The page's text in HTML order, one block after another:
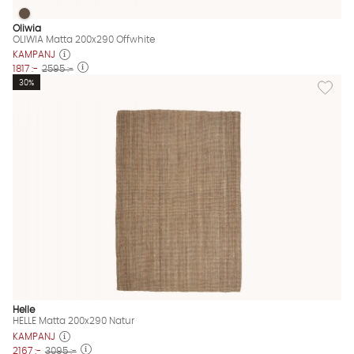
OLIWIA Matta 200x290 Offwhite Finns även i dessa färger:
OLIWIA Matta 200x290 Offwhite
Oliwia
OLIWIA Matta 200x290 Offwhite
KAMPANJ
1817 :- 2595 :-
Lägg
30%
Helle
HELLE Matta 200x290 Natur
KAMPANJ
2167 :- 3095 :-